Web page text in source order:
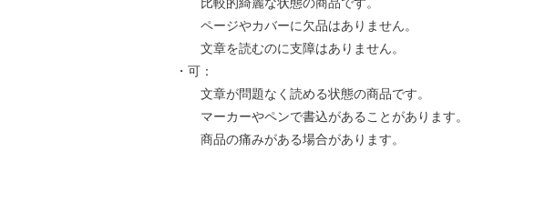
ページやカバーに欠品はありません。
文章を読むのに支障はありません。
・可：
文章が問題なく読める状態の商品です。
マーカーやペンで書込があることがあります。
商品の痛みがある場合があります。